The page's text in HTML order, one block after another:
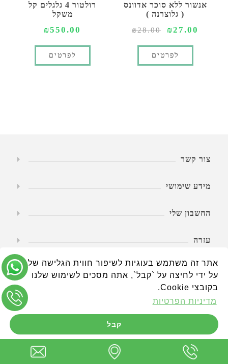
אתר זה משתמש בעוגיות לשיפור חווית הגלישה שלך.
על ידי לחיצה על `קבל`, אתה מסכים לשימוש שלנו
בקובצי Cookie.
מדיניות הפרטיות
קבל
אנשור ללא סוכר אדוונס
( גלוצרנה )
₪27.00
₪28.00
לפרטים
רולטור 4 גלגלים קל
משקל
₪550.00
לפרטים
צור קשר
מידע שימושי
החשבון שלי
עזרה
שעות פעילות
טבע החיים - הכל לגיל השלישי www.wheelchairs.co.il © כל הזכויות
שמורות.
Powered bynopCommerce